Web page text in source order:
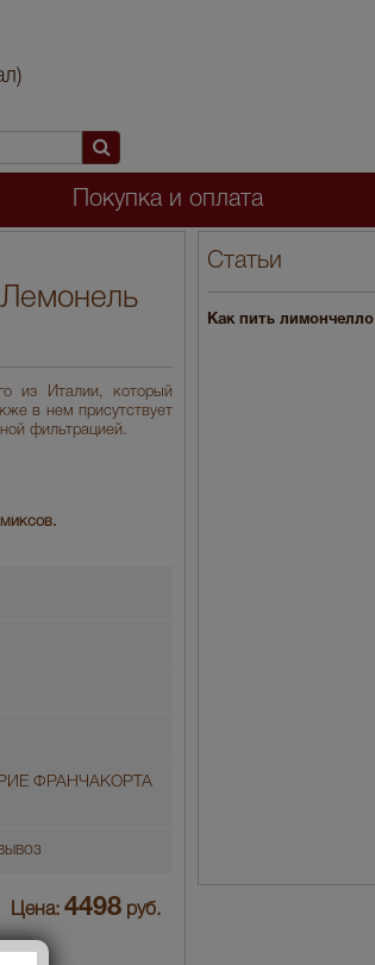
Покупка и оплата
из Италии, который
в нем присутствует
фильтрацией.
ФРАНЧАКОРТА
Цена: 4498 руб.
Статьи
Как пить лимончелло